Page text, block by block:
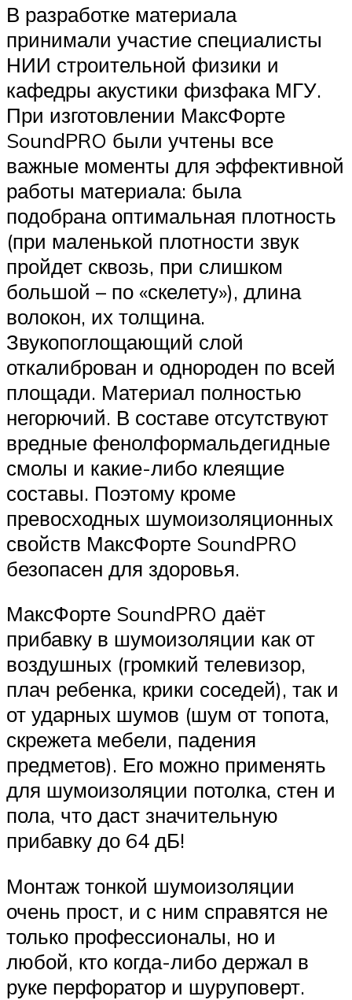
В разработке материала
принимали участие специалисты
НИИ строительной физики и
кафедры акустики физфака МГУ.
При изготовлении МаксФорте
SoundPRO были учтены все
важные моменты для эффективной
работы материала: была
подобрана оптимальная плотность
(при маленькой плотности звук
пройдет сквозь, при слишком
большой – по «скелету»), длина
волокон, их толщина.
Звукопоглощающий слой
откалиброван и однороден по всей
площади. Материал полностью
негорючий. В составе отсутствуют
вредные фенолформальдегидные
смолы и какие-либо клеящие
составы. Поэтому кроме
превосходных шумоизоляционных
свойств МаксФорте SoundPRO
безопасен для здоровья.
МаксФорте SoundPRO даёт
прибавку в шумоизоляции как от
воздушных (громкий телевизор,
плач ребенка, крики соседей), так и
от ударных шумов (шум от топота,
скрежета мебели, падения
предметов). Его можно применять
для шумоизоляции потолка, стен и
пола, что даст значительную
прибавку до 64 дБ!
Монтаж тонкой шумоизоляции
очень прост, и с ним справятся не
только профессионалы, но и
любой, кто когда-либо держал в
руке перфоратор и шуруповерт.